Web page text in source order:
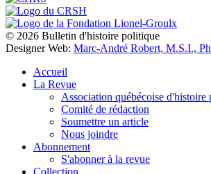
© 2026 Bulletin d'histoire politique
Designer Web: Marc-André Robert, M.S.I.,
Accueil
La Revue
Association québécoise d'histoire
Comité de rédaction
Soumettre un article
Nous joindre
Abonnement
S'abonner à la revue